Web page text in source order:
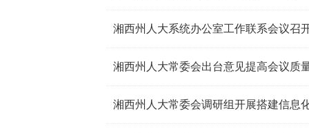
湘西州人大系统办公室工作联系会议召
湘西州人大常委会出台意见提高会议质
湘西州人大常委会调研组开展搭建信息